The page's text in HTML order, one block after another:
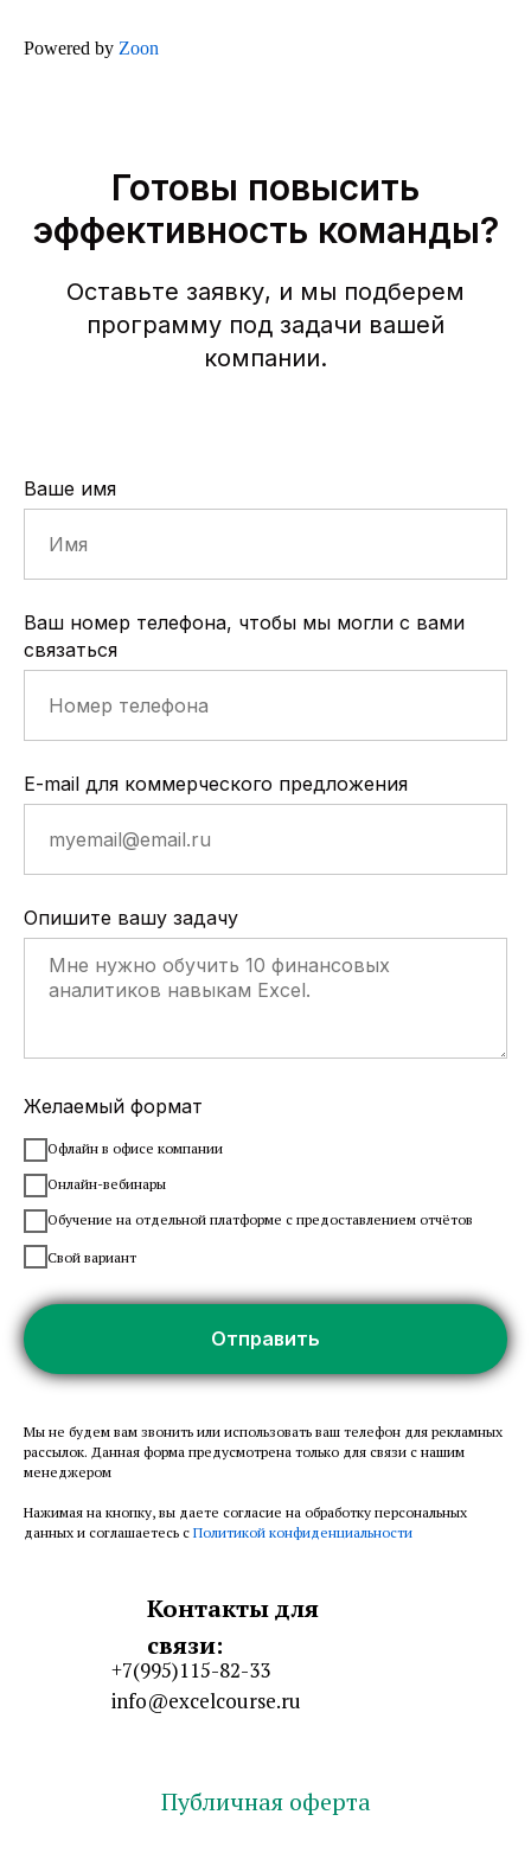
Powered by Zoon
Готовы повысить
эффективность команды?
Оставьте заявку, и мы подберем
программу под задачи вашей
компании.
Ваше имя
Ваш номер телефона, чтобы мы могли с вами
связаться
E-mail для коммерческого предложения
Опишите вашу задачу
Желаемый формат
Офлайн в офисе компании
Онлайн-вебинары
Обучение на отдельной платформе с предоставлением отчётов
Свой вариант
Отправить
Мы не будем вам звонить или использовать ваш телефон для рекламных
рассылок. Данная форма предусмотрена только для связи с нашим
менеджером
Нажимая на кнопку, вы даете согласие на обработку персональных
данных и соглашаетесь c Политикой конфиденциальности
Контакты для
связи:
+7(995)115-82-33
info@excelcourse.ru
Публичная оферта